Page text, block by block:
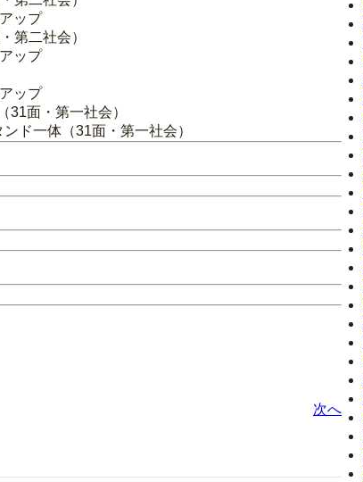
ップ
第二社会）
ップ
ップ
面・第一社会）
ド一体（31面・第一社会）
次へ